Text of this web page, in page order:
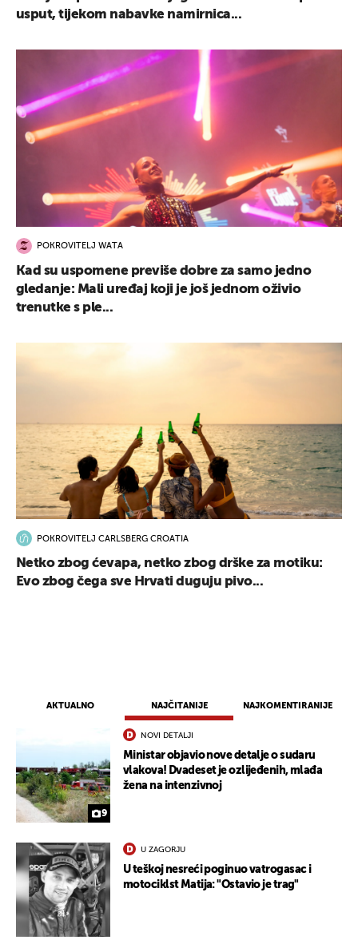
AKTUALNO NAJČITANIJE NAJKOMENTIRANIJE
9
NOVI DETALJI
Ministar objavio nove detalje o sudaru
vlakova! Dvadeset je ozlijeđenih, mlađa
žena na intenzivnoj
U ZAGORJU
U teškoj nesreći poginuo vatrogasac i
motociklst Matija: "Ostavio je trag"
usput, tijekom nabavke namirnica...
POKROVITELJ WATA
Kad su uspomene previše dobre za samo jedno
gledanje: Mali uređaj koji je još jednom oživio
trenutke s ple...
POKROVITELJ CARLSBERG CROATIA
Netko zbog ćevapa, netko zbog drške za motiku:
Evo zbog čega sve Hrvati duguju pivo...